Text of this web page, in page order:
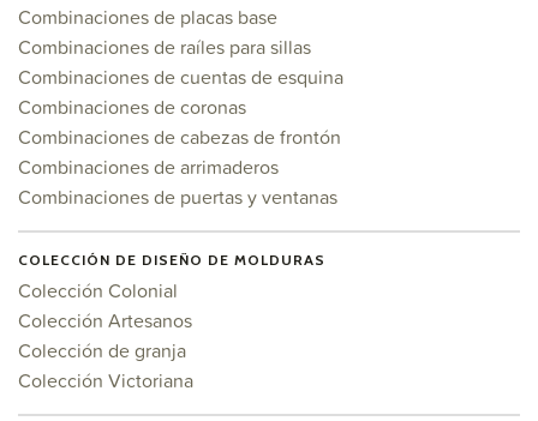
Combinaciones de placas base
Combinaciones de raíles para sillas
Combinaciones de cuentas de esquina
Combinaciones de coronas
Combinaciones de cabezas de frontón
Combinaciones de arrimaderos
Combinaciones de puertas y ventanas
COLECCIÓN DE DISEÑO DE MOLDURAS
Colección Colonial
Colección Artesanos
Colección de granja
Colección Victoriana